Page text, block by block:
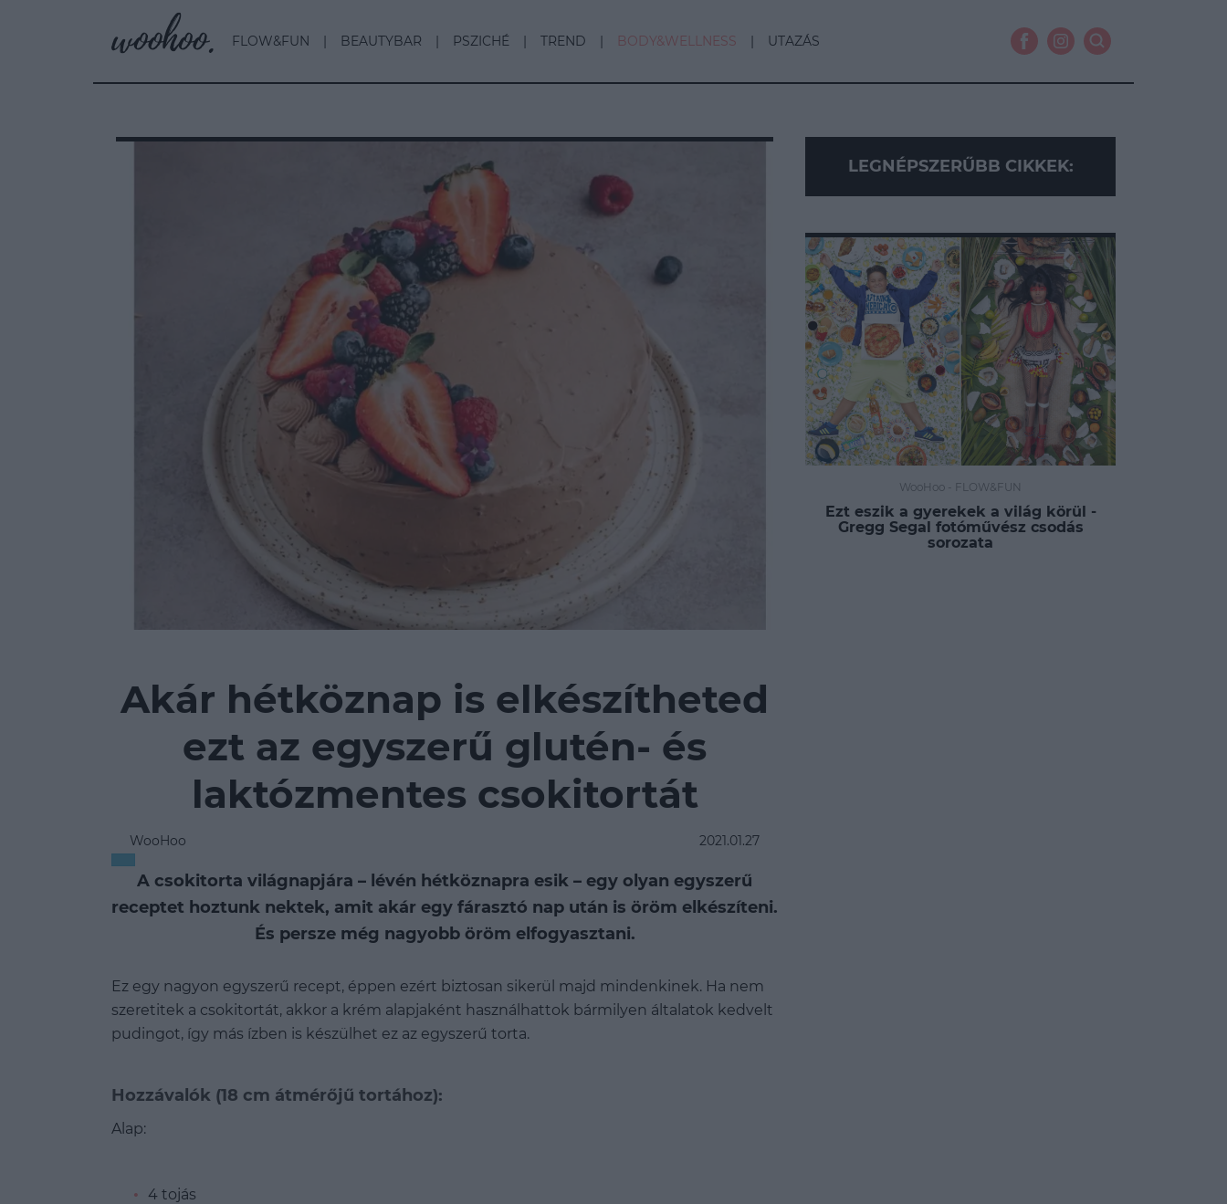
FLOW&FUN BEAUTYBAR PSZICHÉ TREND BODY&WELLNESS UTAZÁS
Akár hétköznap is elkészítheted
ezt az egyszerű glutén- és
laktózmentes csokitortát
WooHoo 2021.01.27
A csokitorta világnapjára – lévén hétköznapra esik – egy olyan egyszerű
receptet hoztunk nektek, amit akár egy fárasztó nap után is öröm elkészíteni.
És persze még nagyobb öröm elfogyasztani.
Ez egy nagyon egyszerű recept, éppen ezért biztosan sikerül majd mindenkinek. Ha nem
szeretitek a csokitortát, akkor a krém alapjaként használhattok bármilyen általatok kedvelt
pudingot, így más ízben is készülhet ez az egyszerű torta.
Hozzávalók (18 cm átmérőjű tortához):
Alap:
4 tojás
LEGNÉPSZERŰBB CIKKEK:
WooHoo - FLOW&FUN
Ezt eszik a gyerekek a világ körül -
Gregg Segal fotóművész csodás
sorozata